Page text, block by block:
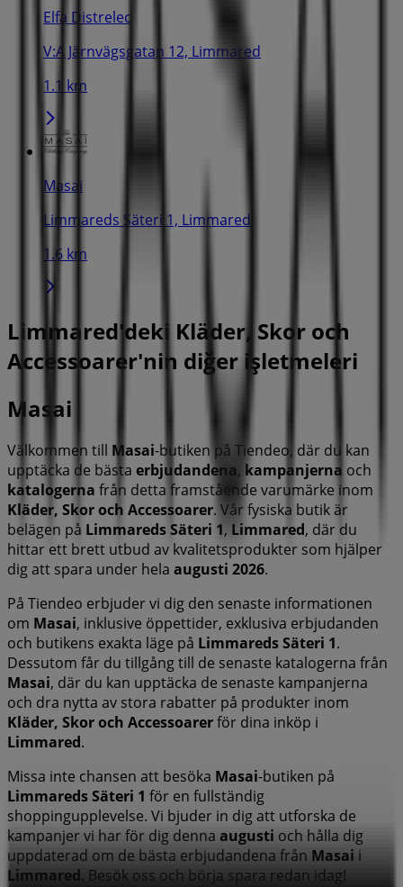
Elfa Distrelec
V:A Järnvägsgatan 12, Limmared
1.1 km
Masai
Limmareds Säteri 1, Limmared
1.6 km
Limmared'deki Kläder, Skor och
Accessoarer'nin diğer işletmeleri
Masai
Välkommen till Masai-butiken på Tiendeo, där du kan
upptäcka de bästa erbjudandena, kampanjerna och
katalogerna från detta framstående varumärke inom
Kläder, Skor och Accessoarer. Vår fysiska butik är
belägen på Limmareds Säteri 1,Limmared, där du
hittar ett brett utbud av kvalitetsprodukter som hjälper
dig att spara under hela augusti 2026.
På Tiendeo erbjuder vi dig den senaste informationen
om Masai, inklusive öppettider, exklusiva erbjudanden
och butikens exakta läge på Limmareds Säteri 1.
Dessutom får du tillgång till de senaste katalogerna från
Masai, där du kan upptäcka de senaste kampanjerna
och dra nytta av stora rabatter på produkter inom
Kläder, Skor och Accessoarerför dina inköp i
Limmared.
Missa inte chansen att besöka Masai-butiken på
Limmareds Säteri 1 för en fullständig
shoppingupplevelse. Vi bjuder in dig att utforska de
kampanjer vi har för dig denna augusti och hålla dig
uppdaterad om de bästa erbjudandena från Masai i
Limmared. Besök oss och börja spara redan idag!